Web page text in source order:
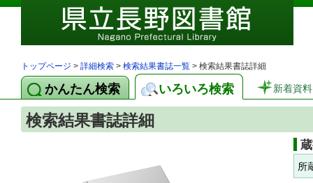
トップページ > 詳細検索 > 検索結果書誌一覧 > 検索結果書誌詳細
かんたん検索 いろいろ検索 新着資料
検索結果書誌詳細
所